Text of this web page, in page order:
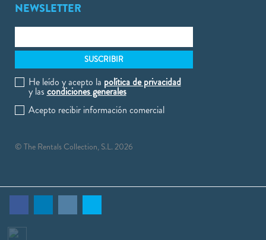
NEWSLETTER
He leído y acepto la política de privacidad
y las condiciones generales
Acepto recibir información comercial
© The Rentals Collection, S.L. 2026